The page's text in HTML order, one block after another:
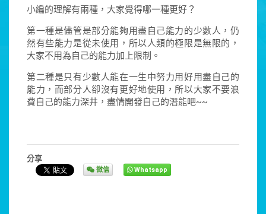
小編的理解有兩種，大家覺得哪一種更好？
第一種是儘管是部分能夠用盡自己能力的少數人，仍
然有些能力是從未使用，所以人類的極限是無限的，
大家不用為自己的能力加上限制。
第二種是只有少數人能在一生中努力用好用盡自己的
能力，而部分人卻沒有更好地使用，所以大家不要浪
費自己的能力深井，盡情開發自己的潛能吧~~
分享
微信 Whatsapp